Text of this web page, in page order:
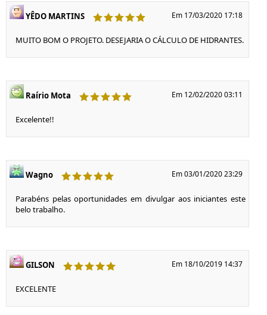
YÊDO MARTINS Em 17/03/2020 17:18
MUITO BOM O PROJETO. DESEJARIA O CÁLCULO DE HIDRANTES.
Raírio Mota Em 12/02/2020 03:11
Excelente!!
Wagno Em 03/01/2020 23:29
Parabéns pelas oportunidades em divulgar aos iniciantes este
belo trabalho.
GILSON Em 18/10/2019 14:37
EXCELENTE